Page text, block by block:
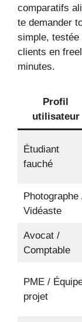
comparatifs
te demander
simple, testée
clients en
minutes.
Profil
utilisateur
Étudiant
fauché
Photographe
Vidéaste
Avocat /
Comptable
PME /
projet